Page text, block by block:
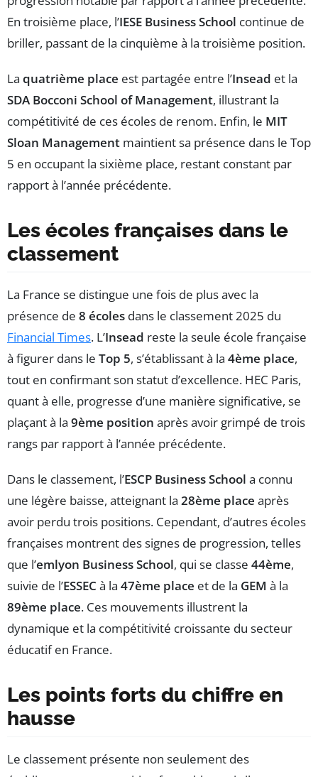
En troisième place, l’IESE Business School continue de
briller, passant de la cinquième à la troisième position.
La quatrième place est partagée entre l’Insead et la
SDA Bocconi School of Management, illustrant la
compétitivité de ces écoles de renom. Enfin, le MIT
Sloan Management maintient sa présence dans le Top
5 en occupant la sixième place, restant constant par
rapport à l’année précédente.
Les écoles françaises dans le
classement
La France se distingue une fois de plus avec la
présence de 8 écoles dans le classement 2025 du
Financial Times. L’Insead reste la seule école française
à figurer dans le Top 5, s’établissant à la 4ème place,
tout en confirmant son statut d’excellence. HEC Paris,
quant à elle, progresse d’une manière significative, se
plaçant à la 9ème position après avoir grimpé de trois
rangs par rapport à l’année précédente.
Dans le classement, l’ESCP Business School a connu
une légère baisse, atteignant la 28ème place après
avoir perdu trois positions. Cependant, d’autres écoles
françaises montrent des signes de progression, telles
que l’emlyon Business School, qui se classe 44ème,
suivie de l’ESSEC à la 47ème place et de la GEM à la
89ème place. Ces mouvements illustrent la
dynamique et la compétitivité croissante du secteur
éducatif en France.
Les points forts du chiffre en
hausse
Le classement présente non seulement des